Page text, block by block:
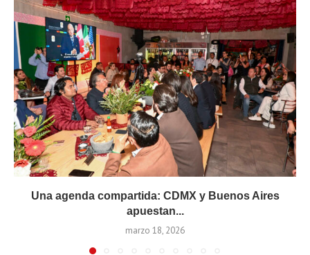
Una agenda compartida: CDMX y Buenos Aires
apuestan...
marzo 18, 2026